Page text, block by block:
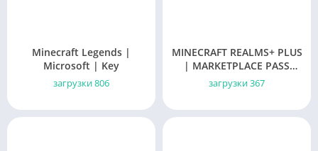
Minecraft Legends |
Microsoft | Key
загрузки 806
MINECRAFT REALMS+ PLUS
| MARKETPLACE PASS
БЫСТРО
загрузки 367